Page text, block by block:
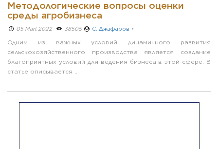
Методологические вопросы оценки
среды агробизнеса
05 Mart 2022 ­ 38505 С. Джафаров •
Одним из важных условий динамичного развития
сельскохозяйственного производства является создание
благоприятных условий для ведения бизнеса в этой сфере. В
статье описывается ...